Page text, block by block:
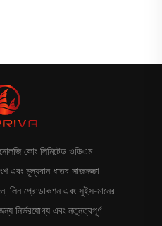
কোং লিমিটেড ওডিএম
এবং মূল্যবান ধাতব সাজসজ্জা
লিন প্রোডাকশন এবং সুইস-মানের
জন্য নির্ভরযোগ্য এবং নতুনত্বপূর্ণ